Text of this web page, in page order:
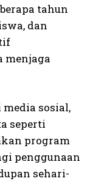
tahun
dan
menjaga
sosial,
seperti
program
penggunaan
sehari-